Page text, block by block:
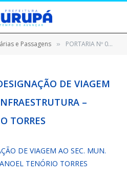
e Passagens » PORTARIA Nº 050 DESIGNAÇÃO DE VIAGEM AO SEC. MUN. DE INFRAESTRUTURA – EMANOEL TENÓRIO TORRES
DE VIAGEM
–
TORRES
DE VIAGEM AO SEC. MUN.
TENÓRIO TORRES